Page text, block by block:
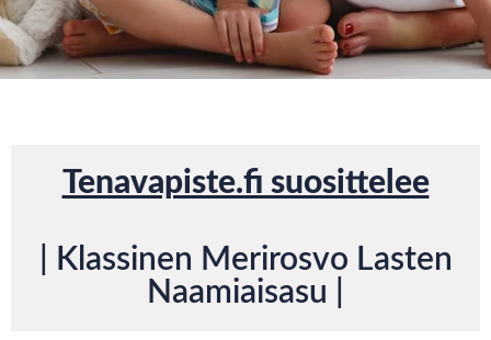
Tenavapiste.fi suosittelee
| Klassinen Merirosvo Lasten
Naamiaisasu |